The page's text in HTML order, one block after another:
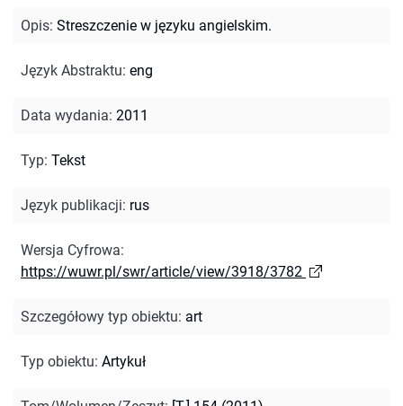
Opis: Streszczenie w języku angielskim.
Język Abstraktu: eng
Data wydania: 2011
Typ: Tekst
Język publikacji: rus
Wersja Cyfrowa:
https://wuwr.pl/swr/article/view/3918/3782
Szczegółowy typ obiektu: art
Typ obiektu: Artykuł